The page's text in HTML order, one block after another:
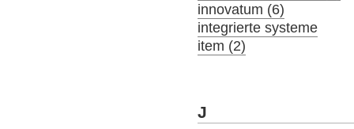
innovatum (6)
integrierte systeme
item (2)
J